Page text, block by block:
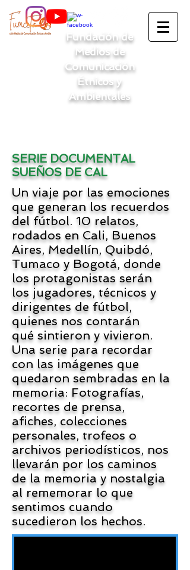
Fundación de
Medios de
Comunicación
Étnicos y
Ambientales
SERIE DOCUMENTAL
SUEÑOS DE CAL
Un viaje por las emociones
que generan los recuerdos
del fútbol. 10 relatos,
rodados en Cali, Buenos
Aires, Medellín, Quibdó,
Tumaco y Bogotá, donde
los protagonistas serán
los jugadores, técnicos y
dirigentes de fútbol,
quienes nos contarán
qué sintieron y vivieron.
Una serie para recordar
con las imágenes que
quedaron sembradas en la
memoria: Fotografías,
recortes de prensa,
afiches, colecciones
personales, trofeos o
archivos periodísticos, nos
llevarán por los caminos
de la memoria y nostalgia
al rememorar lo que
sentimos cuando
sucedieron los hechos.